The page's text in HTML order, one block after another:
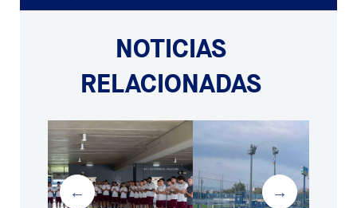
NOTICIAS
RELACIONADAS